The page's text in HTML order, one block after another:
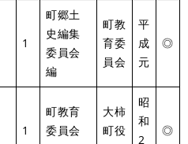
1
町郷土
史編集
委員会
編
町教
育委
員会
平
成
元
◎
1
町教育
委員会
大柿
町役
昭
和
2
◎